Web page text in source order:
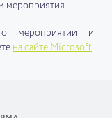
мероприятия.
о мероприятии и
на сайте Microsoft.